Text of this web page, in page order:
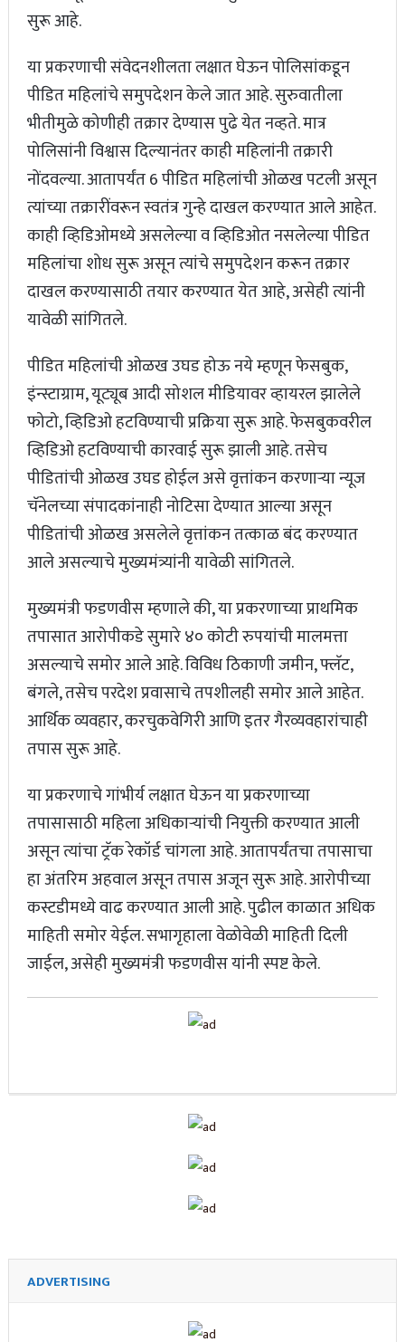
सुरू आहे.
या प्रकरणाची संवेदनशीलता लक्षात घेऊन पोलिसांकडून
पीडित महिलांचे समुपदेशन केले जात आहे. सुरुवातीला
भीतीमुळे कोणीही तक्रार देण्यास पुढे येत नव्हते. मात्र
पोलिसांनी विश्वास दिल्यानंतर काही महिलांनी तक्रारी
नोंदवल्या. आतापर्यंत 6 पीडित महिलांची ओळख पटली असून
त्यांच्या तक्रारींवरून स्वतंत्र गुन्हे दाखल करण्यात आले आहेत.
काही व्हिडिओमध्ये असलेल्या व व्हिडिओत नसलेल्या पीडित
महिलांचा शोध सुरू असून त्यांचे समुपदेशन करून तक्रार
दाखल करण्यासाठी तयार करण्यात येत आहे, असेही त्यांनी
यावेळी सांगितले.
पीडित महिलांची ओळख उघड होऊ नये म्हणून फेसबुक,
इंन्स्टाग्राम, यूट्यूब आदी सोशल मीडियावर व्हायरल झालेले
फोटो, व्हिडिओ हटविण्याची प्रक्रिया सुरू आहे. फेसबुकवरील
व्हिडिओ हटविण्याची कारवाई सुरू झाली आहे. तसेच
पीडितांची ओळख उघड होईल असे वृत्तांकन करणाऱ्या न्यूज
चॅनेलच्या संपादकांनाही नोटिसा देण्यात आल्या असून
पीडितांची ओळख असलेले वृत्तांकन तत्काळ बंद करण्यात
आले असल्याचे मुख्यमंत्र्यांनी यावेळी सांगितले.
मुख्यमंत्री फडणवीस म्हणाले की, या प्रकरणाच्या प्राथमिक
तपासात आरोपीकडे सुमारे ४० कोटी रुपयांची मालमत्ता
असल्याचे समोर आले आहे. विविध ठिकाणी जमीन, फ्लॅट,
बंगले, तसेच परदेश प्रवासाचे तपशीलही समोर आले आहेत.
आर्थिक व्यवहार, करचुकवेगिरी आणि इतर गैरव्यवहारांचाही
तपास सुरू आहे.
या प्रकरणाचे गांभीर्य लक्षात घेऊन या प्रकरणाच्या
तपासासाठी महिला अधिकाऱ्यांची नियुक्ती करण्यात आली
असून त्यांचा ट्रॅक रेकॉर्ड चांगला आहे. आतापर्यंतचा तपासाचा
हा अंतरिम अहवाल असून तपास अजून सुरू आहे. आरोपीच्या
कस्टडीमध्ये वाढ करण्यात आली आहे. पुढील काळात अधिक
माहिती समोर येईल. सभागृहाला वेळोवेळी माहिती दिली
जाईल, असेही मुख्यमंत्री फडणवीस यांनी स्पष्ट केले.
ADVERTISING